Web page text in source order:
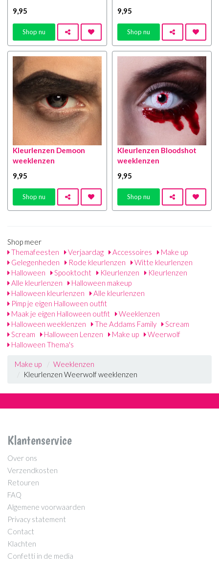
9,95
Shop nu
9,95
Shop nu
Kleurlenzen Demoon
weeklenzen
9,95
Shop nu
Kleurlenzen Bloodshot
weeklenzen
9,95
Shop nu
Shop meer
Themafeesten
Verjaardag Accessoires
Make up
Gelegenheden
Rode kleurlenzen
Witte kleurlenzen
Halloween
Spooktocht Kleurlenzen
Kleurlenzen
Alle kleurlenzen
Halloween makeup
Halloween kleurlenzen
Alle kleurlenzen
Pimp je eigen Halloween outfit
Maak je eigen Halloween outfit
Weeklenzen
Halloween weeklenzen
The Addams Family
Scream
Scream
Halloween Lenzen Make up
Weerwolf
Halloween Thema's
Make up
Weeklenzen
Kleurlenzen Weerwolf weeklenzen
Klantenservice
Over ons
Verzendkosten
Retouren
FAQ
Algemene voorwaarden
Privacy statement
Contact
Klachten
Confetti in de media